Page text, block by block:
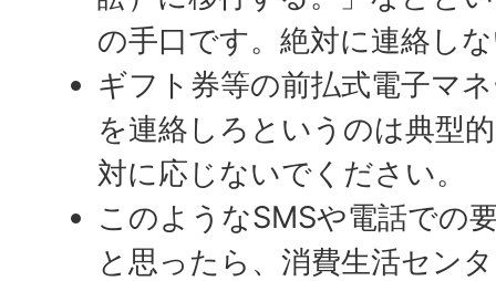
の手口です。絶対に連絡し
ギフト券等の前払式電子マ
を連絡しろというのは典型
対に応じないでください。
このようなSMSや電話での
と思ったら、消費生活セン